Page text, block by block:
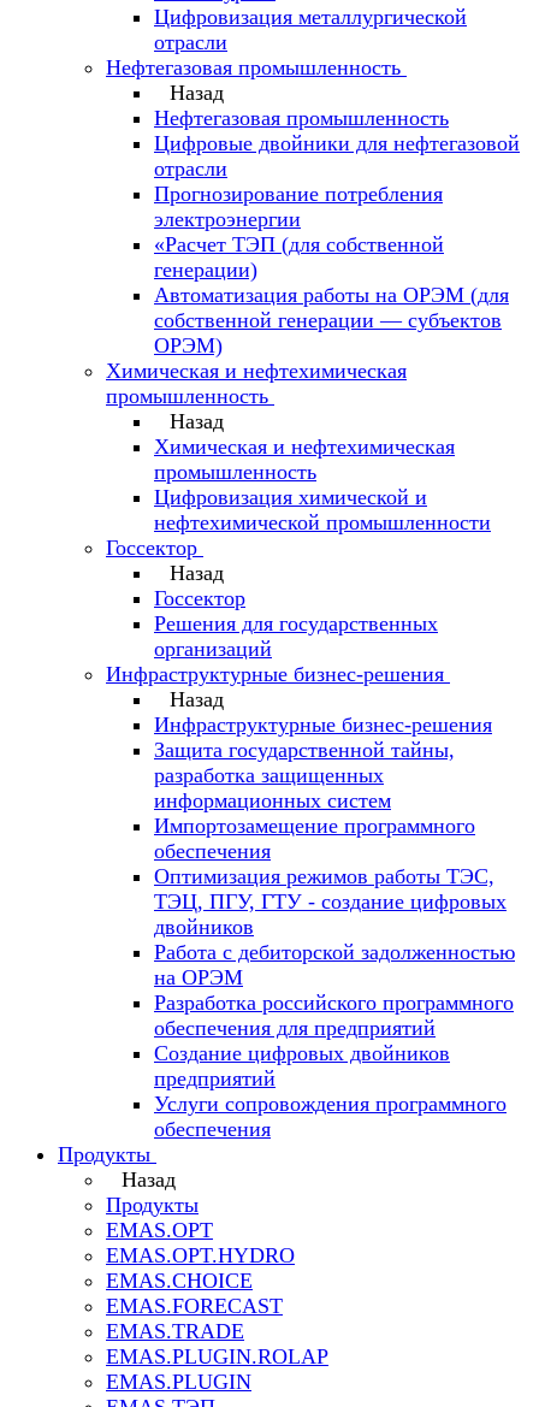
Цифровизация металлургической
отрасли
Нефтегазовая промышленность
Назад
Нефтегазовая промышленность
Цифровые двойники для нефтегазовой
отрасли
Прогнозирование потребления
электроэнергии
«Расчет ТЭП (для собственной
генерации)
Автоматизация работы на ОРЭМ (для
собственной генерации — субъектов
ОРЭМ)
Химическая и нефтехимическая
промышленность
Назад
Химическая и нефтехимическая
промышленность
Цифровизация химической и
нефтехимической промышленности
Госсектор
Назад
Госсектор
Решения для государственных
организаций
Инфраструктурные бизнес-решения
Назад
Инфраструктурные бизнес-решения
Защита государственной тайны,
разработка защищенных
информационных систем
Импортозамещение программного
обеспечения
Оптимизация режимов работы ТЭС,
ТЭЦ, ПГУ, ГТУ - создание цифровых
двойников
Работа с дебиторской задолженностью
на ОРЭМ
Разработка российского программного
обеспечения для предприятий
Создание цифровых двойников
предприятий
Услуги сопровождения программного
обеспечения
Продукты
Назад
Продукты
EMAS.OPT
EMAS.OPT.HYDRO
EMAS.CHOICE
EMAS.FORECAST
EMAS.TRADE
EMAS.PLUGIN.ROLAP
EMAS.PLUGIN